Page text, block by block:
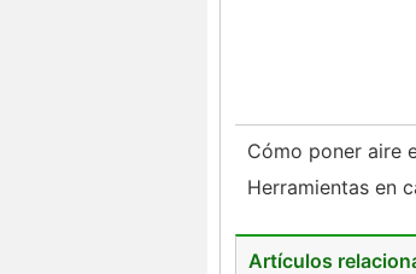
Cómo poner aire
Herramientas en
Artículos